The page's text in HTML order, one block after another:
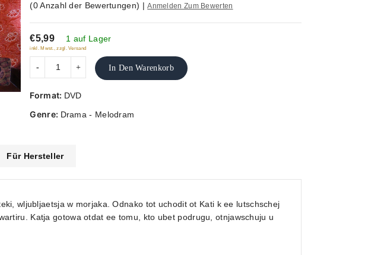
out
of
5
(0Anzahl der Bewertungen) | Anmelden Zum Bewerten
€5,99 1 auf Lager
inkl. Mwst., zzgl. Versand
In Den Warenkorb
Format: DVD
Genre: Drama - Melodram
Für Hersteller
wljubljaetsja w morjaka. Odnako tot uchodit ot Kati k ee lutschschej
Katja gotowa otdat ee tomu, kto ubet podrugu, otnjawschuju u